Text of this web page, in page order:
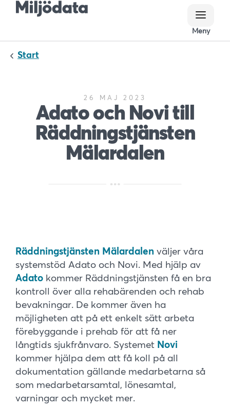
Meny
Start
26 MAJ 2023
Adato och Novi till
Räddningstjänsten
Mälardalen
Räddningstjänsten Mälardalen väljer våra
systemstöd Adato och Novi. Med hjälp av
Adato kommer Räddningstjänsten få en bra
kontroll över alla rehabärenden och rehab
bevakningar. De kommer även ha
möjligheten att på ett enkelt sätt arbeta
förebyggande i prehab för att få ner
långtids sjukfrånvaro. Systemet Novi
kommer hjälpa dem att få koll på all
dokumentation gällande medarbetarna så
som medarbetarsamtal, lönesamtal,
varningar och mycket mer.